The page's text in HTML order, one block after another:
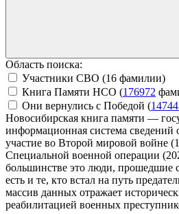
Область поиска:
Участники СВО (16 фамилии)
Книга Памяти НСО (176972
Они вернулись с Победой (
Новосибирская книга памяти —
информационная система
участие во Второй мировой войне
Специальной военной операции
большинстве это люди, прошедшие
есть и те, кто встал на путь
массив данных отражает
реабилитацией военных